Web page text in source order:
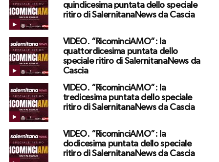
quindicesima puntata dello speciale
ritiro di SalernitanaNews da Cascia
VIDEO. “RicominciAMO”: la
quattordicesima puntata dello
speciale ritiro di SalernitanaNews da
Cascia
VIDEO. “RicominciAMO”: la
tredicesima puntata dello speciale
ritiro di SalernitanaNews da Cascia
VIDEO. “RicominciAMO”: la
dodicesima puntata dello speciale
ritiro di SalernitanaNews da Cascia